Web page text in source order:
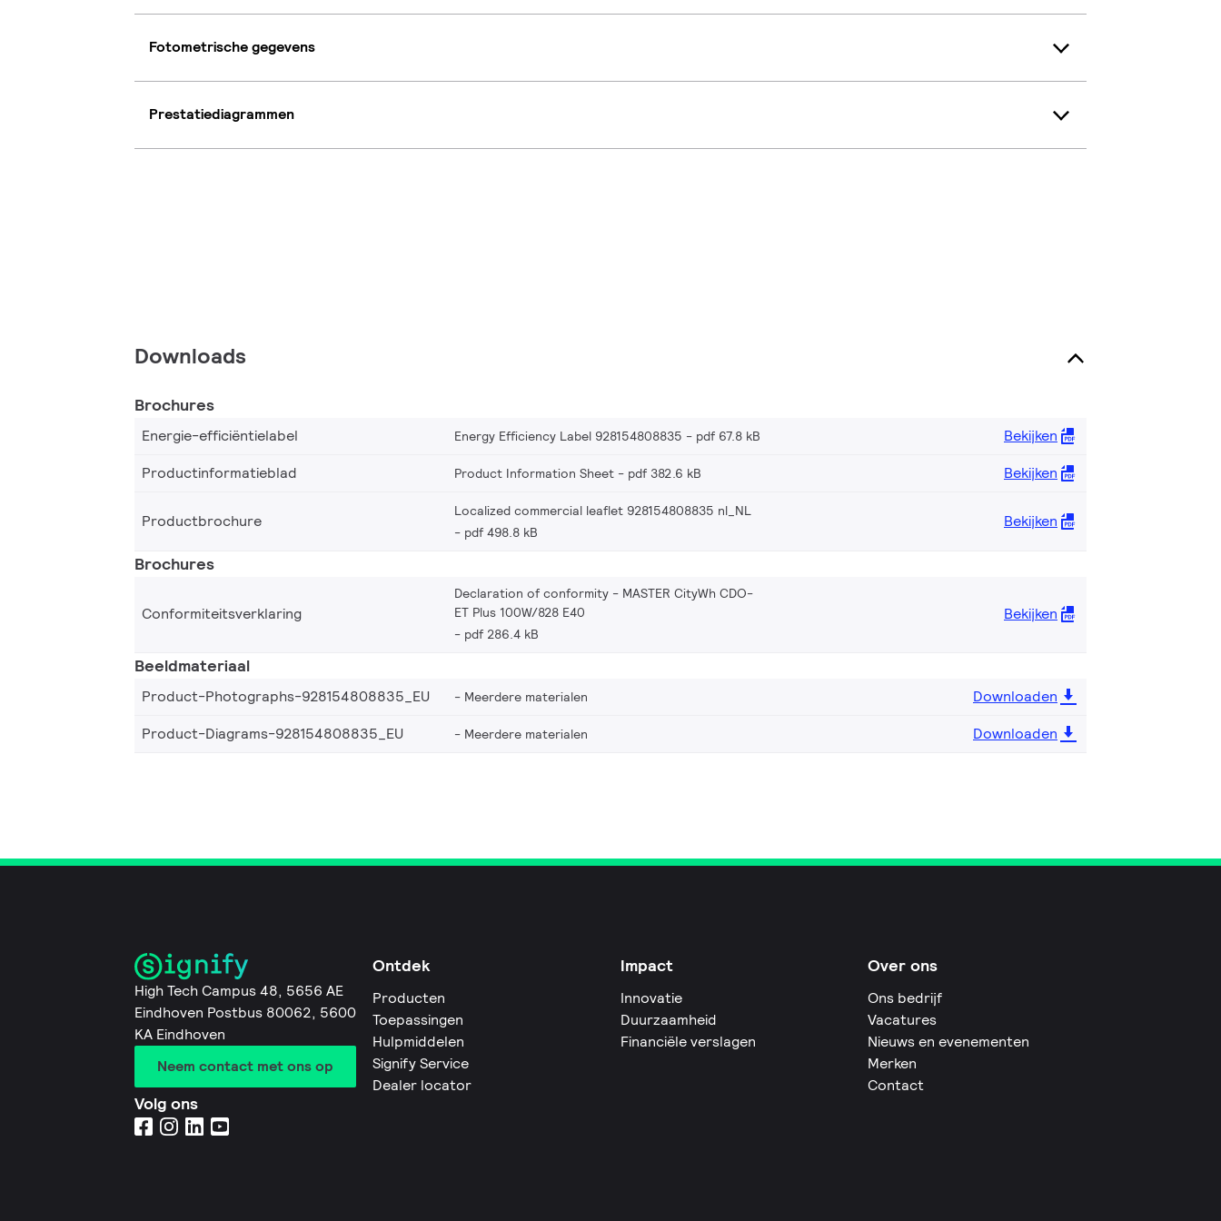
Fotometrische gegevens
Prestatiediagrammen
Downloads
Brochures
Energie-efficiëntielabel Energy Efficiency Label 928154808835 pdf 67.8 kB
Bekijken
Productinformatieblad
Product Information Sheet pdf 382.6 kB Bekijken
Productbrochure
Localized commercial leaflet 928154808835 nl_NL
pdf 498.8 kB
Bekijken
Brochures
Conformiteitsverklaring
Declaration of conformity - MASTER CityWh CDO-
ET Plus 100W/828 E40
pdf 286.4 kB
Bekijken
Beeldmateriaal
Product-Photographs-928154808835_EU Meerdere materialen
Downloaden
Product-Diagrams-928154808835_EU
Meerdere materialen Downloaden
High Tech Campus 48, 5656 AE
Eindhoven Postbus 80062, 5600
KA Eindhoven
Neem contact met ons op
Volg ons
Ontdek
Producten
Toepassingen
Hulpmiddelen
Signify Service
Dealer locator
Impact
Innovatie
Duurzaamheid
Financiële verslagen
Over ons
Ons bedrijf
Vacatures
Nieuws en evenementen
Merken
Contact